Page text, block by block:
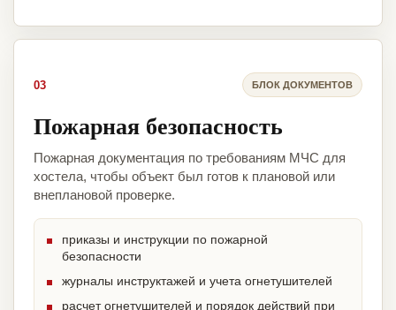
03 БЛОК ДОКУМЕНТОВ
Пожарная безопасность
Пожарная документация по требованиям МЧС для
хостела, чтобы объект был готов к плановой или
внеплановой проверке.
приказы и инструкции по пожарной
безопасности
журналы инструктажей и учета огнетушителей
расчет огнетушителей и порядок действий при